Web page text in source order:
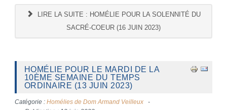
LIRE LA SUITE : HOMÉLIE POUR LA SOLENNITÉ DU
SACRÉ-COEUR (16 JUIN 2023)
HOMÉLIE POUR LE MARDI DE LA
10ÈME SEMAINE DU TEMPS
ORDINAIRE (13 JUIN 2023)
Catégorie : Homélies de Dom Armand Veilleux